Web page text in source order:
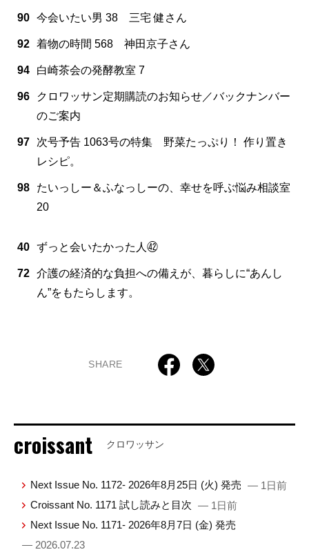
90 今会いたい男 38 三宅 健さん
92 着物の時間 568 神田京子さん
94 白崎茶会の発酵教室 7
96
クロワッサン定期購読のお知らせ／バックナンバー
のご案内
97
次号予告 1063号の特集 野菜たっぷり！ 作り置き
レシピ。
98
たいっしー＆ふなっしーの、幸せを呼ぶ悩み相談室
20
40 ずっと会いたかった人㊷
72 介護の経済的な負担への備えが、暮らしに“あんし
ん”をもたらします。
SHARE
croissant クロワッサン
Next Issue No. 1172- 2026年8月25日 (火) 発売 — 1日前
Croissant No. 1171 試し読みと目次 — 1日前
Next Issue No. 1171- 2026年8月7日 (金) 発売
— 2026.07.23